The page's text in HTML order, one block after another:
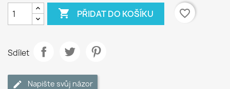
 PŘIDAT DO KOŠÍKU favorite_border
Sdílet
Napište svůj názor